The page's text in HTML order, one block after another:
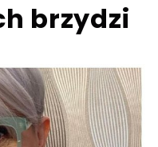
brzydzi